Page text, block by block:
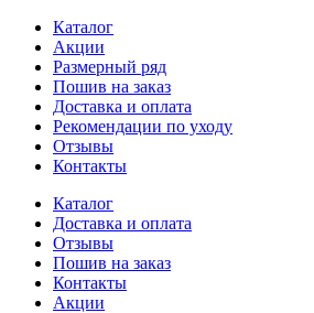
Каталог
Акции
Размерный ряд
Пошив на заказ
Доставка и оплата
Рекомендации по уходу
Отзывы
Контакты
Каталог
Доставка и оплата
Отзывы
Пошив на заказ
Контакты
Акции